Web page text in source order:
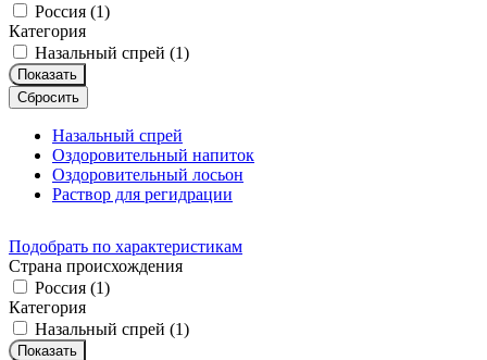
Россия (1)
Категория
Назальный спрей (1)
Показать
Сбросить
Назальный спрей
Оздоровительный напиток
Оздоровительный лосьон
Раствор для регидрации
Подобрать по характеристикам
Страна происхождения
Россия (1)
Категория
Назальный спрей (1)
Показать